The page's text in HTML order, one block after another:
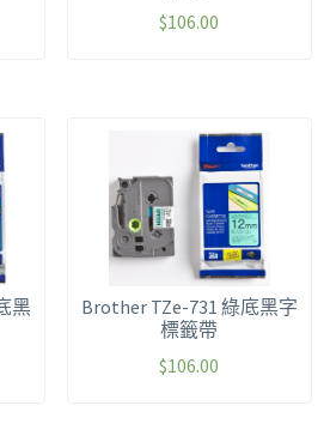
$106.00
黑
Brother TZe-731 綠底黑字
標籤帶
$106.00